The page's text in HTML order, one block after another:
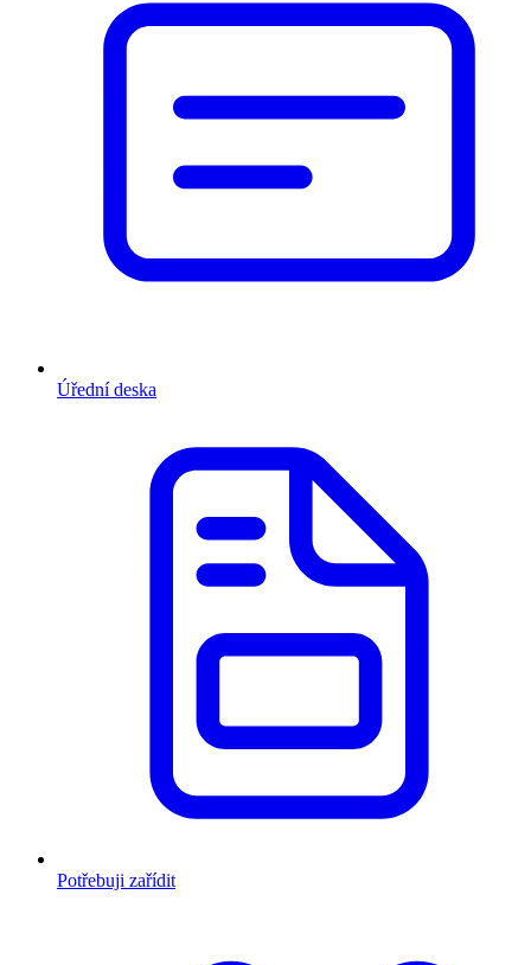
Úřední deska
Potřebuji zařídit